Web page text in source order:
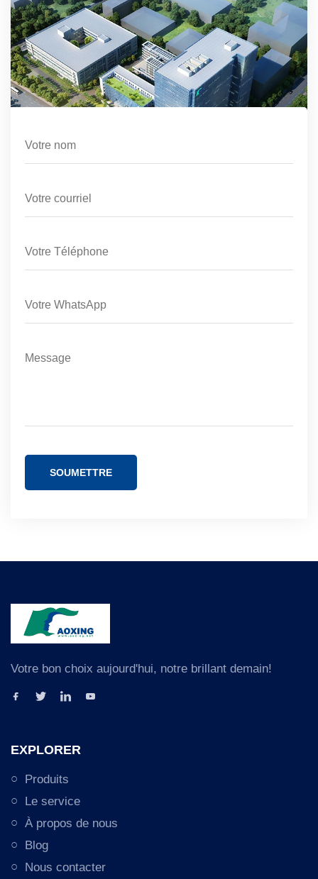
SOUMETTRE
Votre bon choix aujourd'hui, notre brillant demain!
EXPLORER
Produits
Le service
À propos de nous
Blog
Nous contacter